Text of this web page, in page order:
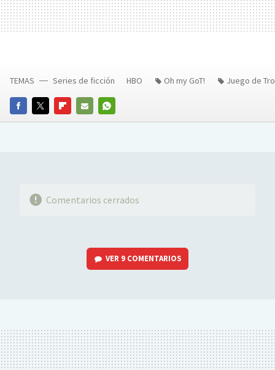
FACEBOOKTWITTERFLIPBOARD
E-
WHATSAPP
TEMAS Series de ficción HBO Oh my GoT! Juego de
Comentarios cerrados
VER 9 COMENTARIOS